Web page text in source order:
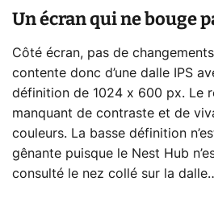
Un écran qui ne bouge
Côté écran, pas de
contente donc d’une dalle IPS
définition de 1024 x 600 px. Le
manquant de contraste et de
couleurs. La basse définition
gênante puisque le Nest Hub
consulté le nez collé sur la